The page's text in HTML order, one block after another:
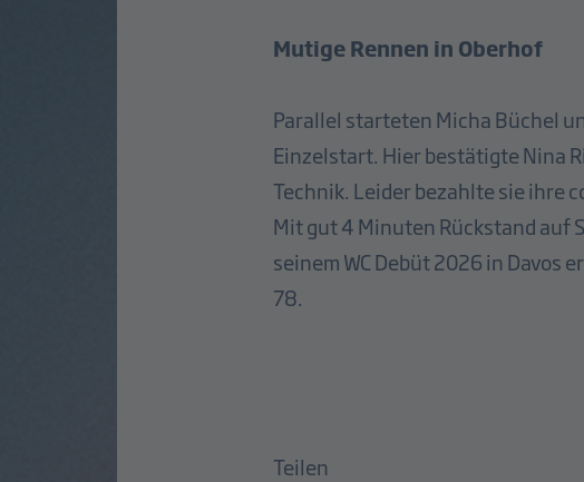
Mutige Rennen in Oberhof
Parallel starteten Micha Büchel
Einzelstart. Hier bestätigte Nina
Technik. Leider bezahlte sie ihre
Mit gut 4 Minuten Rückstand auf
seinem WC Debüt 2026 in Davos
78.
Teilen